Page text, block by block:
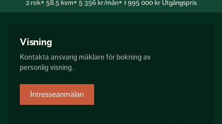
2rok 58.5 kvm 5 356 kr/mån 1 995 000 kr Utgångspris
Visning
Kontakta ansvarig mäklare för bokning av
personlig visning.
Intresseanmälan